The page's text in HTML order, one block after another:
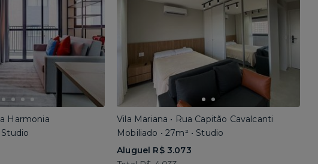
Harmonia
Studio
Vila Mariana • Rua Capitão Cavalcanti
Mobiliado • 27m² • Studio
Aluguel R$ 3.073